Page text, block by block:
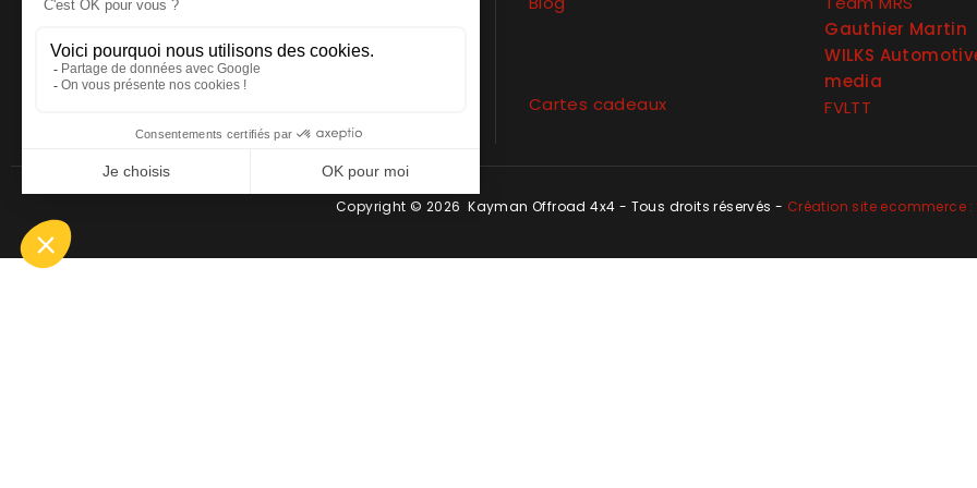
Email
offroad.fr
Cartes cadeaux
Gauthier Martin
WILKS
media
FVLTT
Copyright © 2026 Kayman Offroad 4x4 - Tous droits réservés - Création site ecommerce :